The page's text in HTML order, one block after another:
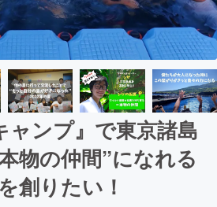
ャンプ』で東京諸島
物の仲間”になれる
創りたい！